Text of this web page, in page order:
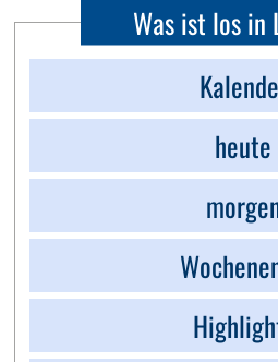
Was ist los in
heute